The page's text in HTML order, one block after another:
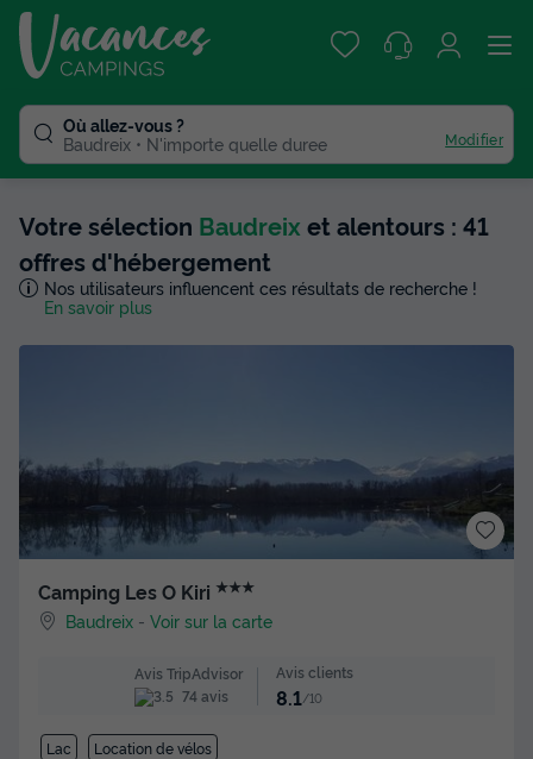
Où allez-vous ?
Baudreix
N'importe quelle duree Modifier
Votre sélection Baudreix et alentours : 41
offres d'hébergement
Nos utilisateurs influencent ces résultats de recherche !
En savoir plus
Camping Les O Kiri ★★★
Baudreix -Voir sur la carte
Avis TripAdvisor
74 avis
Avis clients
8.1/10
Lac Location de vélos